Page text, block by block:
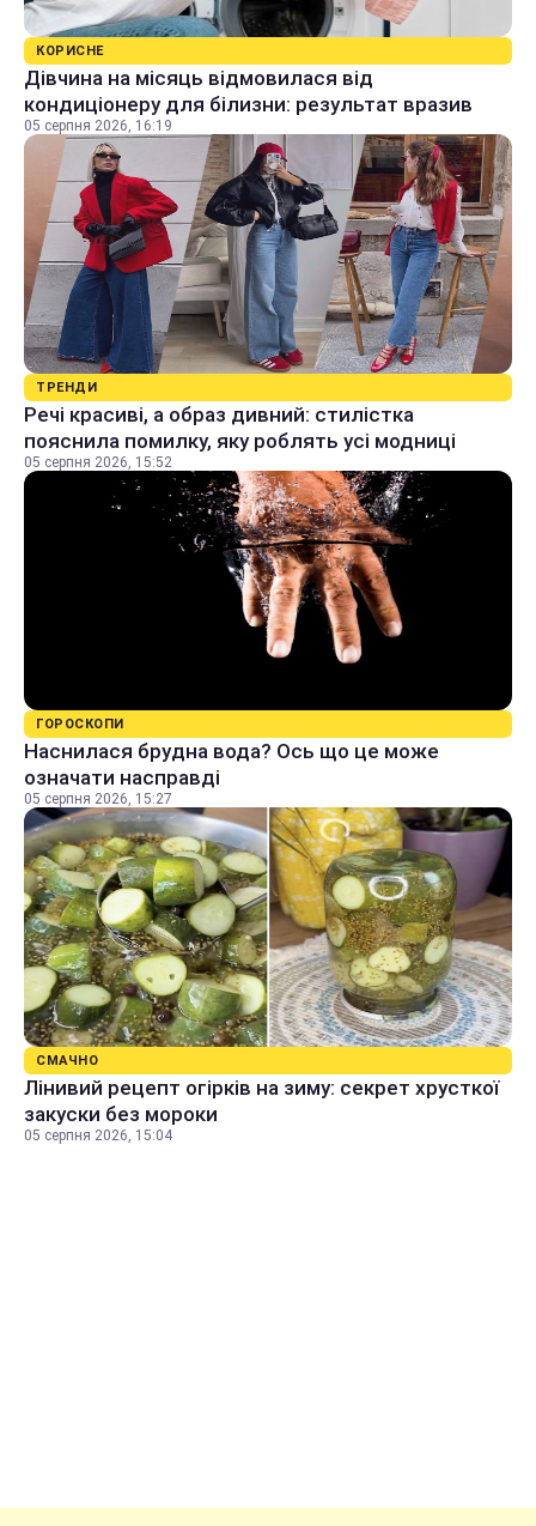
КОРИСНЕ
Дівчина на місяць відмовилася від
кондиціонеру для білизни: результат вразив
05 серпня 2026, 16:19
ТРЕНДИ
Речі красиві, а образ дивний: стилістка
пояснила помилку, яку роблять усі модниці
05 серпня 2026, 15:52
ГОРОСКОПИ
Наснилася брудна вода? Ось що це може
означати насправді
05 серпня 2026, 15:27
СМАЧНО
Лінивий рецепт огірків на зиму: секрет хрусткої
закуски без мороки
05 серпня 2026, 15:04